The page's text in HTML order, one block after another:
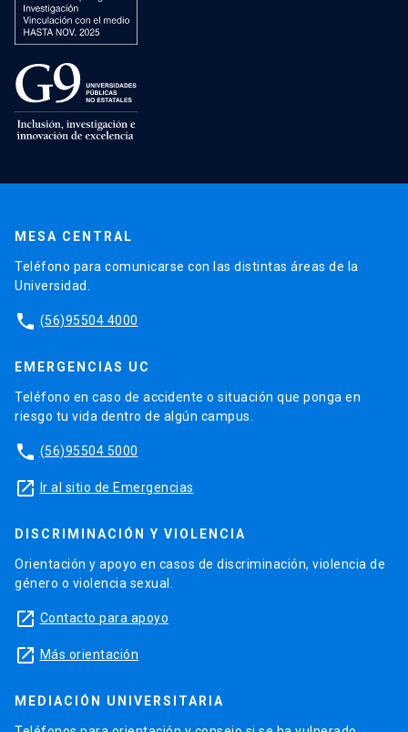
MESA CENTRAL
Teléfono para comunicarse con las distintas áreas de la
Universidad.
phone (56)95504 4000
EMERGENCIAS UC
Teléfono en caso de accidente o situación que ponga en
riesgo tu vida dentro de algún campus.
phone (56)95504 5000
launch Ir al sitio de Emergencias
DISCRIMINACIÓN Y VIOLENCIA
Orientación y apoyo en casos de discriminación, violencia de
género o violencia sexual.
launch Contacto para apoyo
launch Más orientación
MEDIACIÓN UNIVERSITARIA